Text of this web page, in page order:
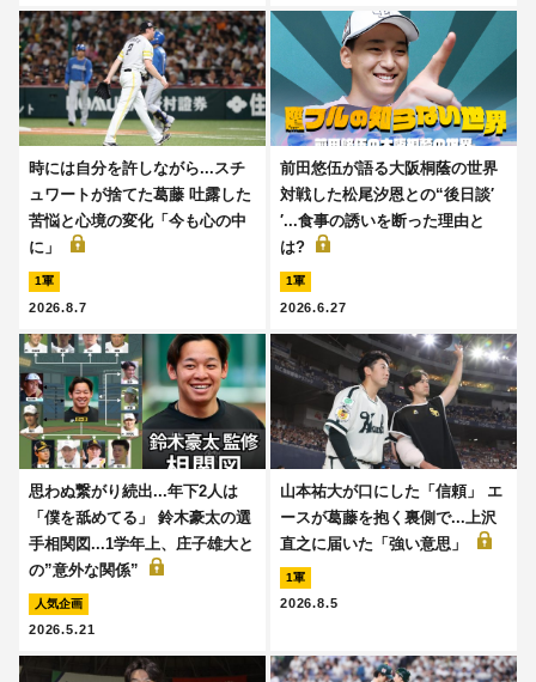
時には自分を許しながら...スチ
ュワートが捨てた葛藤 吐露した
苦悩と心境の変化「今も心の中
に」
1軍
2026.8.7
前田悠伍が語る大阪桐蔭の世界
対戦した松尾汐恩との“後日談′
′...食事の誘いを断った理由と
は?
1軍
2026.6.27
思わぬ繋がり続出...年下2人は
「僕を舐めてる」 鈴木豪太の選
手相関図...1学年上、庄子雄大と
の”意外な関係”
人気企画
2026.5.21
山本祐大が口にした「信頼」 エ
ースが葛藤を抱く裏側で...上沢
直之に届いた「強い意思」
1軍
2026.8.5